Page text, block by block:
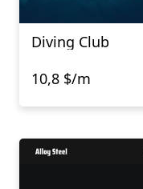
Diving Club
10,8 $/m